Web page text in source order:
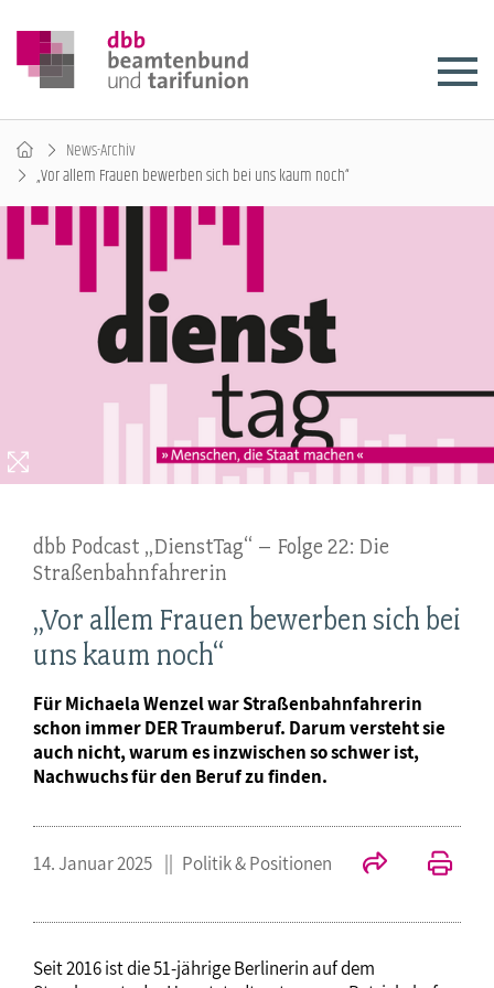
News-Archiv
„Vor allem Frauen bewerben sich bei uns kaum noch“
dbb Podcast „DienstTag“ – Folge 22: Die
Straßenbahnfahrerin
„Vor allem Frauen bewerben sich bei
uns kaum noch“
Für Michaela Wenzel war Straßenbahnfahrerin
schon immer DER Traumberuf. Darum versteht sie
auch nicht, warum es inzwischen so schwer ist,
Nachwuchs für den Beruf zu finden.
14. Januar 2025 Politik & Positionen
Seit 2016 ist die 51-jährige Berlinerin auf dem